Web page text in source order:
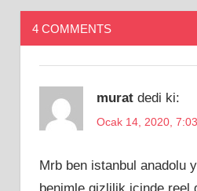
4 COMMENTS
murat dedi ki:
Ocak 14, 2020,
Mrb ben istanbul anadolu